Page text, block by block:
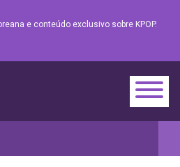
e conteúdo exclusivo sobre KPOP.